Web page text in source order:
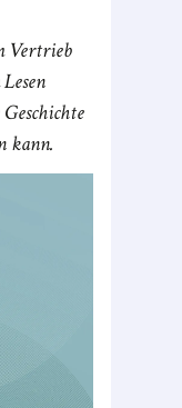
Vertrieb
kann.